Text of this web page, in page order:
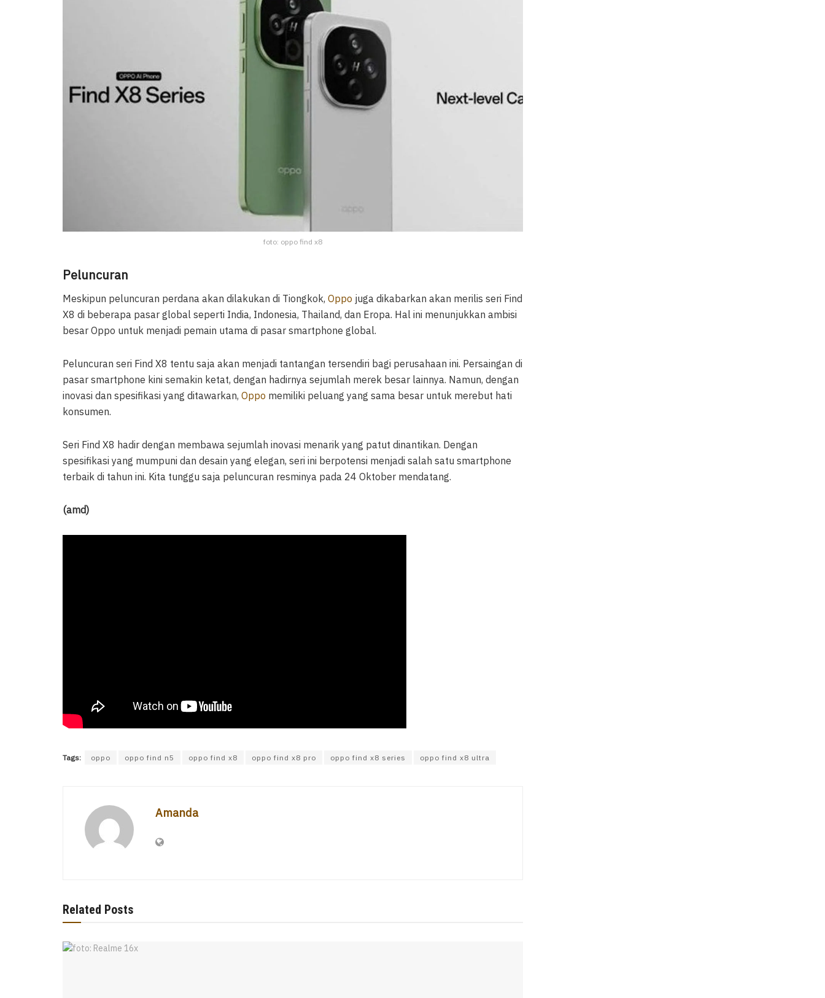
foto: oppo find x8
Peluncuran
Meskipun peluncuran perdana akan dilakukan di Tiongkok, Oppo juga dikabarkan akan merilis seri Find
X8 di beberapa pasar global seperti India, Indonesia, Thailand, dan Eropa. Hal ini menunjukkan ambisi
besar Oppo untuk menjadi pemain utama di pasar smartphone global.
Peluncuran seri Find X8 tentu saja akan menjadi tantangan tersendiri bagi perusahaan ini. Persaingan di
pasar smartphone kini semakin ketat, dengan hadirnya sejumlah merek besar lainnya. Namun, dengan
inovasi dan spesifikasi yang ditawarkan, Oppo memiliki peluang yang sama besar untuk merebut hati
konsumen.
Seri Find X8 hadir dengan membawa sejumlah inovasi menarik yang patut dinantikan. Dengan
spesifikasi yang mumpuni dan desain yang elegan, seri ini berpotensi menjadi salah satu smartphone
terbaik di tahun ini. Kita tunggu saja peluncuran resminya pada 24 Oktober mendatang.
(amd)
Tags: oppo oppo find n5 oppo find x8 oppo find x8 pro oppo find x8 series oppo find x8 ultra
Amanda
Related Posts